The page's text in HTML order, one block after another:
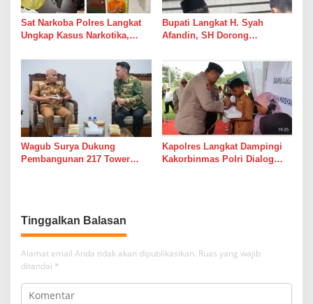
Sat Narkoba Polres Langkat
Ungkap Kasus Narkotika,
Bupati Langkat H. Syah
Afandin, SH Dorong
Melalui Manajemen Talenta
ASN
Wagub Surya Dukung
Pembangunan 217 Tower
Kapolres Langkat Dampingi
Kakorbinmas Polri Dialog
Tinggalkan Balasan
Alamat email Anda tidak akan dipublikasikan. Ruas yang wajib
ditandai *